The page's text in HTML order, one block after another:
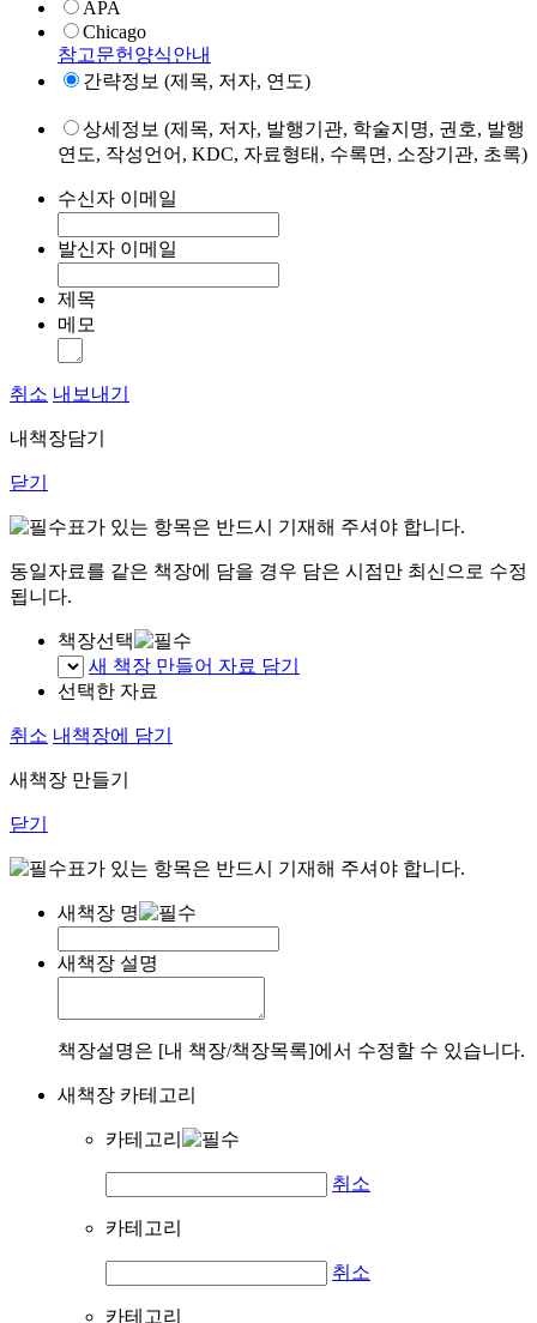
APA
Chicago
참고문헌양식안내
간략정보 (제목, 저자, 연도)
상세정보 (제목, 저자, 발행기관, 학술지명, 권호, 발행
연도, 작성언어, KDC, 자료형태, 수록면, 소장기관, 초록)
수신자 이메일
발신자 이메일
제목
메모
취소 내보내기
내책장담기
닫기
표가 있는 항목은 반드시 기재해 주셔야 합니다.
동일자료를 같은 책장에 담을 경우 담은 시점만 최신으로 수정
됩니다.
책장선택
새 책장 만들어 자료 담기
선택한 자료
취소 내책장에 담기
새책장 만들기
닫기
표가 있는 항목은 반드시 기재해 주셔야 합니다.
새책장 명
새책장 설명
책장설명은 [내 책장/책장목록]에서 수정할 수 있습니다.
새책장 카테고리
카테고리
취소
카테고리
취소
카테고리